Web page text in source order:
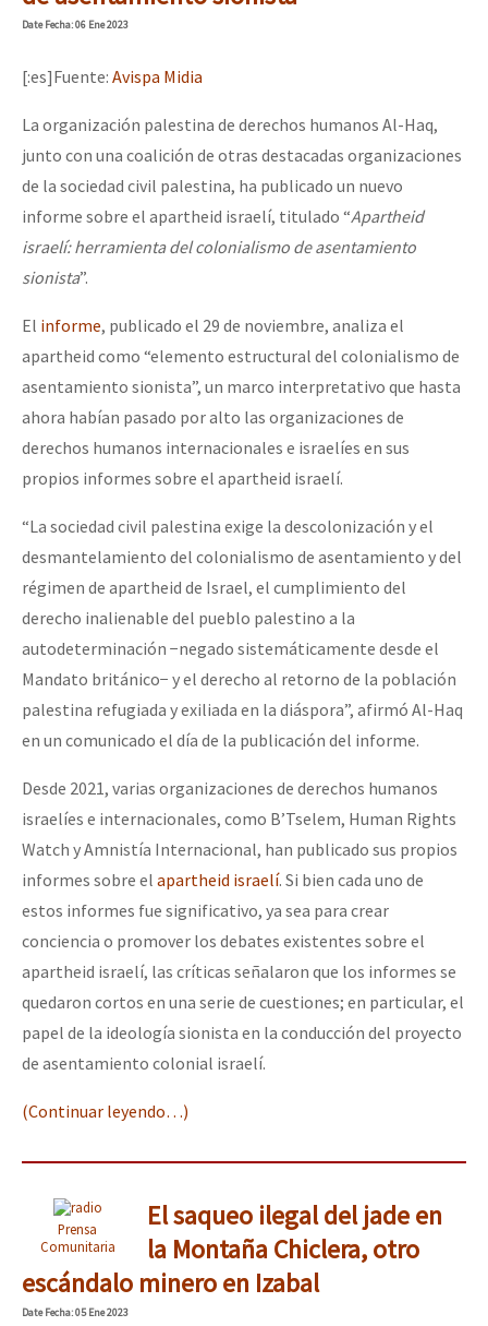
Mundo
AutonomÍa y Resistencia
Megaproyectos
Migración
Niñxs
ETIQUETAS
Audio
Video
Otras secciones
Semillero Guerra contra la Humanidad. (Las poblaciones y
la naturaleza bajo asedio)
Libros para descargar
COVID-19
Eventos
Contacto
Dia 1: Encontro “Guerra contra a Humanidade”
[CDMX – 20 julio] Jornadas globales por la libertad de Jesús
“Sonhando a Terra do Bem Virá” se publica no Estado Espanhol
Se o México sabe, que o mundo saiba! Nossas lutas pela
[25 abr – CDMX] Tokín por el CNI: 30 años de Resistencia y
DateFecha: 06 Ene 2023
[:es]Fuente: Avispa Midia
La organización palestina de derechos humanos Al-Haq,
junto con una coalición de otras destacadas organizaciones
de la sociedad civil palestina, ha publicado un nuevo
informe sobre el apartheid israelí, titulado “Apartheid
israelí: herramienta del colonialismo de asentamiento
sionista”.
El informe, publicado el 29 de noviembre, analiza el
apartheid como “elemento estructural del colonialismo de
asentamiento sionista”, un marco interpretativo que hasta
ahora habían pasado por alto las organizaciones de
derechos humanos internacionales e israelíes en sus
propios informes sobre el apartheid israelí.
“La sociedad civil palestina exige la descolonización y el
desmantelamiento del colonialismo de asentamiento y del
régimen de apartheid de Israel, el cumplimiento del
derecho inalienable del pueblo palestino a la
autodeterminación −negado sistemáticamente desde el
Mandato británico− y el derecho al retorno de la población
palestina refugiada y exiliada en la diáspora”, afirmó Al-Haq
en un comunicado el día de la publicación del informe.
Desde 2021, varias organizaciones de derechos humanos
israelíes e internacionales, como B’Tselem, Human Rights
Watch y Amnistía Internacional, han publicado sus propios
informes sobre el apartheid israelí. Si bien cada uno de
estos informes fue significativo, ya sea para crear
conciencia o promover los debates existentes sobre el
apartheid israelí, las críticas señalaron que los informes se
quedaron cortos en una serie de cuestiones; en particular, el
papel de la ideología sionista en la conducción del proyecto
de asentamiento colonial israelí.
(Continuar leyendo…)
Prensa
Comunitaria
El saqueo ilegal del jade en
la Montaña Chiclera, otro
escándalo minero en Izabal
DateFecha: 05 Ene 2023